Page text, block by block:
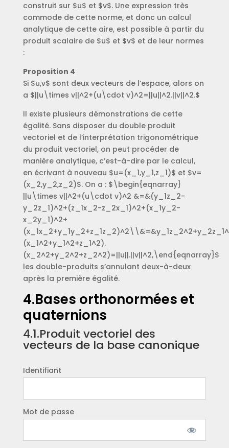
construit sur $u$ et $v$. Une expression très
commode de cette norme, et donc un calcul
analytique de cette aire, est possible à partir du
produit scalaire de $u$ et $v$ et de leur normes
:
Proposition 4
Si $u,v$ sont deux vecteurs de l’espace, alors on
a $||u\times v||^2+(u\cdot v)^2=||u||^2.||v||^2.$
Il existe plusieurs démonstrations de cette
égalité. Sans disposer du double produit
vectoriel et de l’interprétation trigonométrique
du produit vectoriel, on peut procéder de
manière analytique, c’est-à-dire par le calcul,
en écrivant à nouveau $u=(x_1,y_1,z_1)$ et $v=
(x_2,y_2,z_2)$. On a : $\begin{eqnarray}
||u\times v||^2+(u\cdot v)^2 &=&(y_1z_2-
y_2z_1)^2+(z_1x_2-z_2x_1)^2+(x_1y_2-
x_2y_1)^2+
(x_1^2+y_1^2+z_1^2).
(x_2^2+y_2^2+z_2^2)=||u||.||v||^2,\end{eqnarray}$
les double-produits s’annulant deux-à-deux
après la première égalité.
4.Bases orthonormées et
quaternions
4.1.Produit vectoriel des
vecteurs de la base canonique
Identifiant
Mot de passe